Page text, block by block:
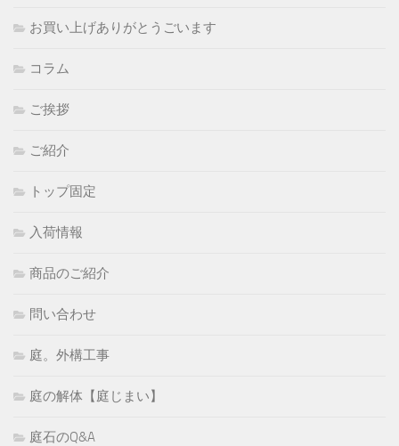
お買い上げありがとうごいます
コラム
ご挨拶
ご紹介
トップ固定
入荷情報
商品のご紹介
問い合わせ
庭。外構工事
庭の解体【庭じまい】
庭石のQ&A